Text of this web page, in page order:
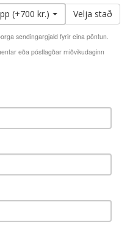
(+700 kr.)
Velja stað
sendingargjald fyrir eina pöntun.
eða póstlagðar miðvikudaginn